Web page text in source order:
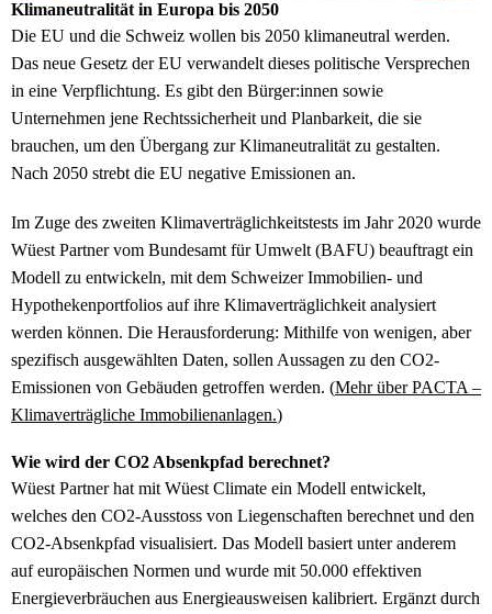
Klimaneutralität in Europa bis 2050
Die EU und die Schweiz wollen bis 2050 klimaneutral werden.
Das neue Gesetz der EU verwandelt dieses politische Versprechen
in eine Verpflichtung. Es gibt den Bürger:innen sowie
Unternehmen jene Rechtssicherheit und Planbarkeit, die sie
brauchen, um den Übergang zur Klimaneutralität zu gestalten.
Nach 2050 strebt die EU negative Emissionen an.
Im Zuge des zweiten Klimaverträglichkeitstests im Jahr 2020 wurde
Wüest Partner vom Bundesamt für Umwelt (BAFU) beauftragt ein
Modell zu entwickeln, mit dem Schweizer Immobilien- und
Hypothekenportfolios auf ihre Klimaverträglichkeit analysiert
werden können. Die Herausforderung: Mithilfe von wenigen, aber
spezifisch ausgewählten Daten, sollen Aussagen zu den CO2-
Emissionen von Gebäuden getroffen werden. (Mehr über PACTA –
Klimaverträgliche Immobilienanlagen.)
Wie wird der CO2 Absenkpfad berechnet?
Wüest Partner hat mit Wüest Climate ein Modell entwickelt,
welches den CO2-Ausstoss von Liegenschaften berechnet und den
CO2-Absenkpfad visualisiert. Das Modell basiert unter anderem
auf europäischen Normen und wurde mit 50.000 effektiven
Energieverbräuchen aus Energieausweisen kalibriert. Ergänzt durch